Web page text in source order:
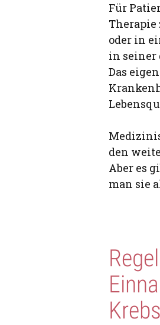
Für
oder in
in seiner
Das
den
Aber es
man sie